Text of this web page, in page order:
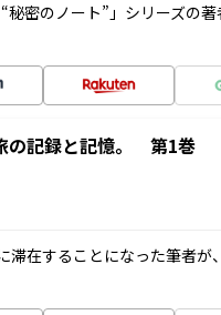
密のノート”」シリーズの
の記録と記憶。 第1巻
滞在することになった筆者が